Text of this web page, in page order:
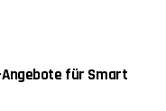
Angebote für Smart